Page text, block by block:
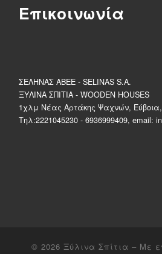
Επικοινωνία
ΣΕΛΗΝΑΣ ΑΒΕΕ - SELINAS S.A.
ΞΥΛΙΝΑ ΣΠΙΤΙΑ - WOODEN HOUSES
1χλμ Νέας Αρτάκης Ψαχνών,
Τηλ:2221045230 - 6936999409, email:
© 2026 Ξύλινα Σπίτια – Με